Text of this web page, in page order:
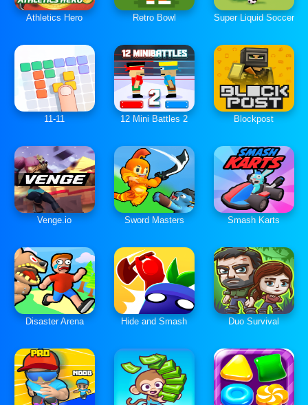
Athletics Hero Retro Bowl Super Liquid Soccer
11-11 12 Mini Battles 2 Blockpost
Venge.io Sword Masters Smash Karts
Disaster Arena Hide and Smash Duo Survival